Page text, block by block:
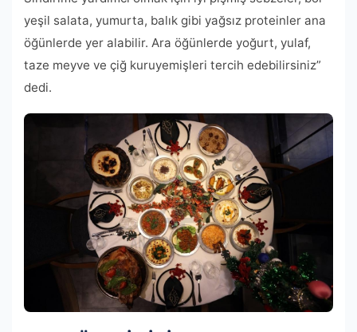
yeşil salata, yumurta, balık gibi yağsız proteinler ana
öğünlerde yer alabilir. Ara öğünlerde yoğurt, yulaf,
taze meyve ve çiğ kuruyemişleri tercih edebilirsiniz”
dedi.